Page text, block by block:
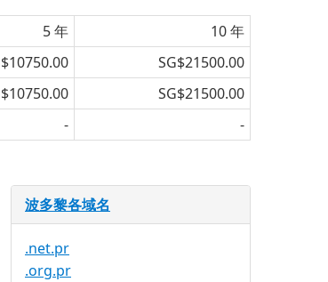
5 年
10 年
SG$21500.00
SG$21500.00
- -
波多黎各域名
.net.pr
.org.pr